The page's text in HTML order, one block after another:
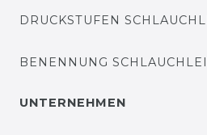
DRUCKSTUFEN
BENENNUNG
UNTERNEHMEN